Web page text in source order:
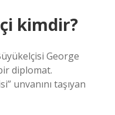
kimdir?
George
diplomat.
unvanını taşıyan